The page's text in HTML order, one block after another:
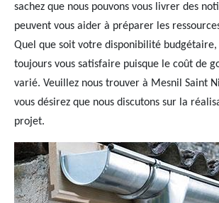
sachez que nous pouvons vous livrer des
peuvent vous aider à préparer les
Quel que soit votre disponibilité budgétaire,
toujours vous satisfaire puisque le coût de
varié. Veuillez nous trouver à Mesnil Saint
vous désirez que nous discutons sur la
projet.